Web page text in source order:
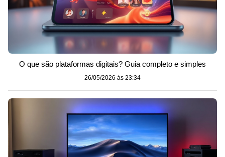
O que são plataformas digitais? Guia completo e simples
26/05/2026 às 23:34